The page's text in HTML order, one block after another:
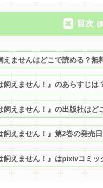
目次
えませんはどこで読める？無
飼えません！』のあらすじは
飼えません！』の出版社はど
飼えません！』第2巻の発売
飼えません！』はpixivコミッ